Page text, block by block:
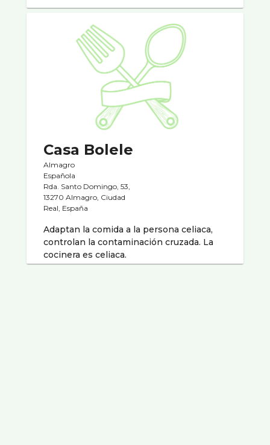
Casa Bolele
Almagro
Española
Rda. Santo Domingo, 53,
13270 Almagro, Ciudad
Real, España
Adaptan la comida a la persona celiaca,
controlan la contaminación cruzada. La
cocinera es celiaca.